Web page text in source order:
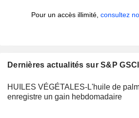
Pour un accès illimité, consultez
Dernières actualités sur S&P
HUILES VÉGÉTALES-L'huile de
enregistre un gain hebdomadaire